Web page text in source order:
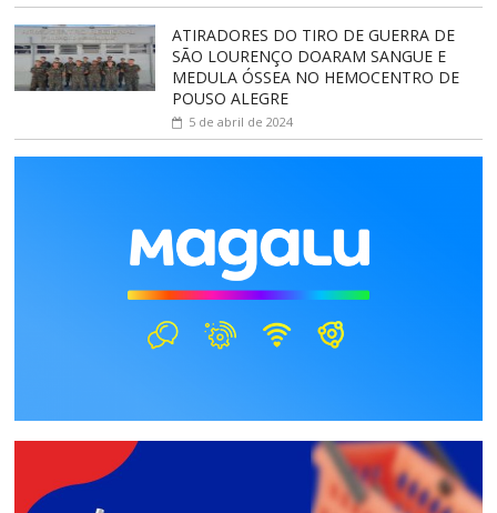
ATIRADORES DO TIRO DE GUERRA DE
SÃO LOURENÇO DOARAM SANGUE E
MEDULA ÓSSEA NO HEMOCENTRO DE
POUSO ALEGRE
5 de abril de 2024